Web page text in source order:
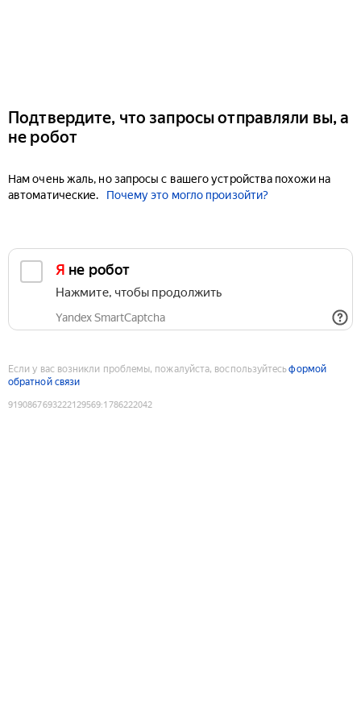
Подтвердите, что запросы отправляли вы, а
не робот
Нам очень жаль, но запросы с вашего устройства похожи на
автоматические.
Почему это могло произойти?
Я не робот
Нажмите, чтобы продолжить
Yandex SmartCaptcha
Если у вас возникли проблемы, пожалуйста, воспользуйтесьформой
обратной связи
9190867693222129569:1786222042